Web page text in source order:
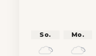
So. Mo.